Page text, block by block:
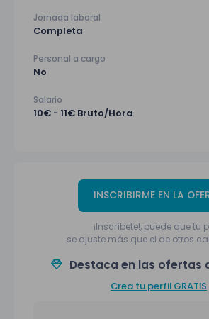
Jornada laboral
Completa
Personal a cargo
No
Salario
10€ - 11€ Bruto/Hora
INSCRIBIRME EN LA
¡Inscríbete!, puede que tu
se ajuste más que el de otros
Destaca en las ofertas
Crea tu perfil GRATIS